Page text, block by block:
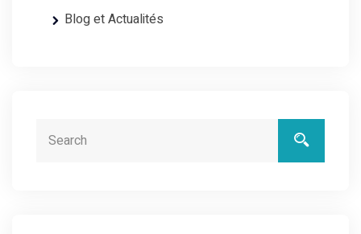
Blog et Actualités